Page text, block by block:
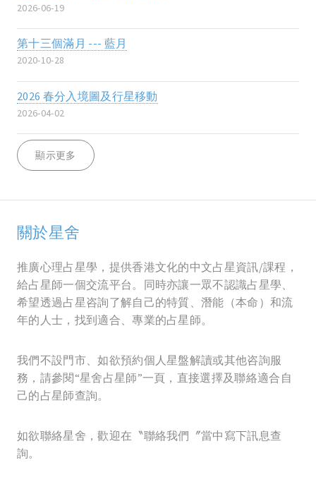
2026-06-19
第十三個滿月 --- 藍月
2020-10-28
2026 春分入境圖及行星移動
2026-04-02
顯示更多
關於星舍
推廣心理占星學，提供香港文化的中文占星資訊/課程，
給占星師一個交流平台。同時亦讓一眾不認識占星學、
希望透過占星咨詢了解自己的特質、潛能（本命）和流
年的人士，找到適合、專業的占星師。
我們不設門市、如欲預約個人星盤解讀或其他咨詢服
務，請參閱“星舍占星師”一頁，直接選擇及聯絡適合自
己的占星師查詢。
如欲聯絡星舍，歡迎在〝聯絡我們〞當中寫下訊息查
詢。